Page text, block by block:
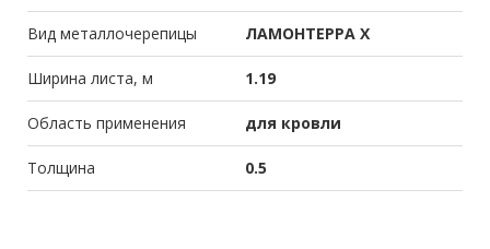
Вид металлочерепицы ЛАМОНТЕРРА X
Ширина листа, м 1.19
Область применения для кровли
Толщина 0.5